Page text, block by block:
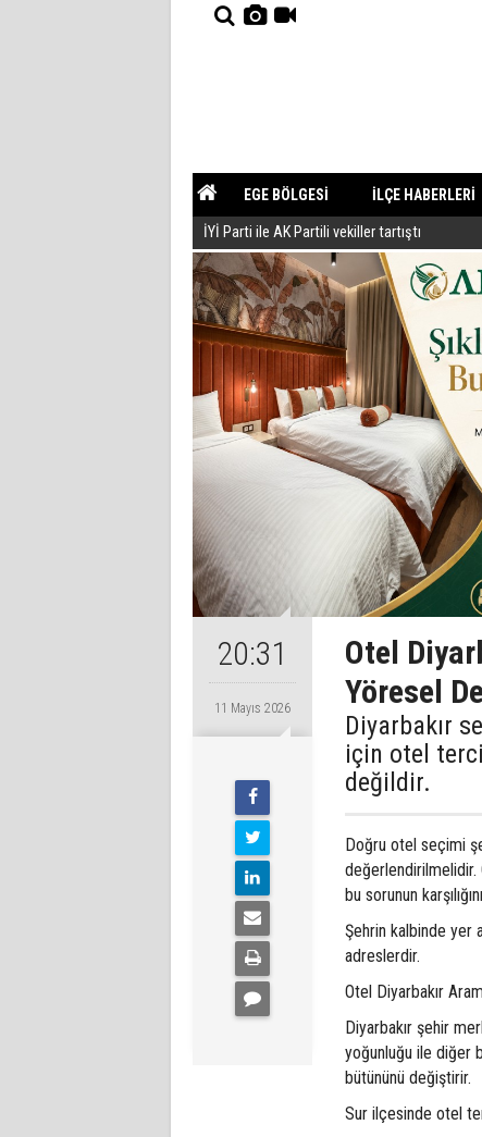
EGE BÖLGESİ İLÇE HABERLERİ
YAZARLAR GÜNDEM
İYİ Parti ile AK Partili vekiller tartıştı
20:31
11 Mayıs 2026
Otel
Yöresel
Diyarbakır
için otel
değildir.
Doğru otel seçimi
değerlendirilmelidir.
bu sorunun
Şehrin kalbinde yer
adreslerdir.
Otel Diyarbakır
Diyarbakır şehir
yoğunluğu ile diğer
bütününü değiştirir.
Sur ilçesinde otel